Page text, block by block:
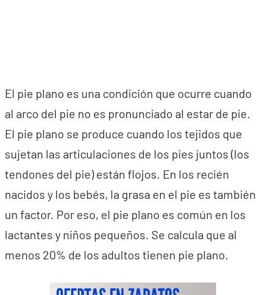
El pie plano es una condición que ocurre cuando
al arco del pie no es pronunciado al estar de pie.
El pie plano se produce cuando los tejidos que
sujetan las articulaciones de los pies juntos (los
tendones del pie) están flojos. En los recién
nacidos y los bebés, la grasa en el pie es también
un factor. Por eso, el pie plano es común en los
lactantes y niños pequeños. Se calcula que al
menos 20% de los adultos tienen pie plano.